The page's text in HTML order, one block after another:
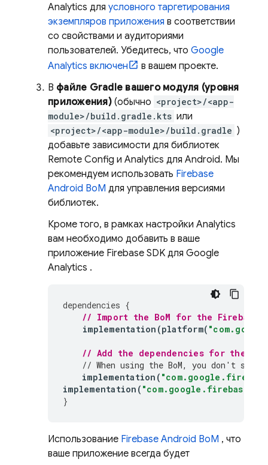
Analytics для условного таргетирования
экземпляров приложения в соответствии
со свойствами и аудиториями
пользователей. Убедитесь, что Google
Analytics включен
в вашем проекте.
В файле Gradle вашего модуля (уровня
приложения)(обычно <project>/<app-
module>/build.gradle.kts или
<project>/<app-module>/build.gradle )
добавьте зависимости для библиотек
Remote Config и Analytics для Android. Мы
рекомендуем использовать Firebase
Android BoM для управления версиями
библиотек.
Кроме того, в рамках настройки Analytics
вам необходимо добавить в ваше
приложение Firebase SDK для Google
Analytics .
dependencies {
// Import the BoM for the Firebase
implementation (platform(
// Add the dependencies for the
// When using the BoM, you don't
implementation (
implementation (
}
Использование Firebase Android BoM , что
ваше приложение всегда будет